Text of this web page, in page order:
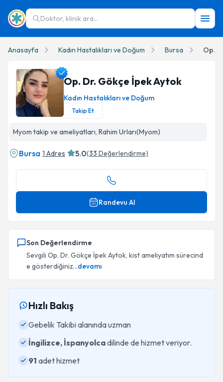
Doktor, klinik ara...
Anasayfa Kadın Hastalıkları ve Doğum Bursa Op.
Op. Dr. Gökçe İpek Aytok
Kadın Hastalıkları ve Doğum
Takip Et
Myom takip ve ameliyatları, Rahim Urları(Myom)
Bursa 1 Adres 5.0(33 Değerlendirme)
Randevu Al
Son Değerlendirme
Sevgili Op. Dr. Gökçe İpek Aytok, kist ameliyatım sürecind
e gösterdiğiniz...devamı
Hızlı Bakış
Gebelik Takibi alanında uzman
İngilizce, İspanyolcadilinde de hizmet veriyor.
91 adet hizmet